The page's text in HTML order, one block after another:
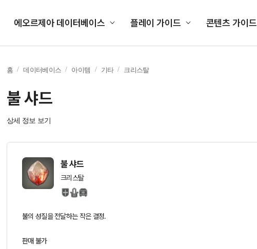
에오르제아 데이터베이스 플레이 가이드 콘텐츠 가이드
홈 데이터베이스 아이템 기타 크리스탈
불 샤드
상세 정보 보기
불 샤드
크리스탈
불의 성질을 전달하는 작은 결정.
판매 불가